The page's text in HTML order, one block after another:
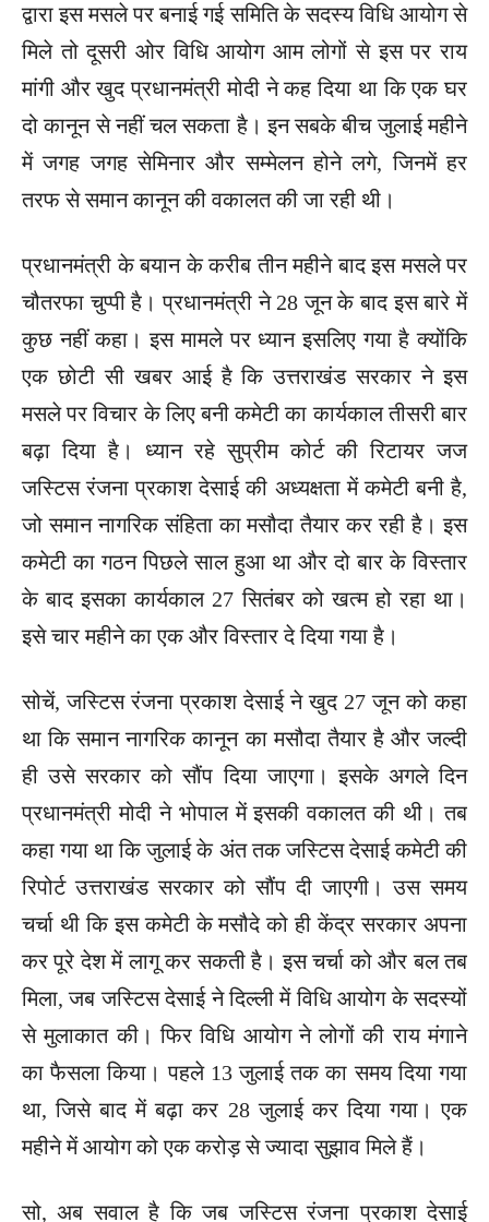
द्वारा इस मसले पर बनाई गई समिति के सदस्य विधि आयोग से
मिले तो दूसरी ओर विधि आयोग आम लोगों से इस पर राय
मांगी और खुद प्रधानमंत्री मोदी ने कह दिया था कि एक घर
दो कानून से नहीं चल सकता है। इन सबके बीच जुलाई महीने
में जगह जगह सेमिनार और सम्मेलन होने लगे, जिनमें हर
तरफ से समान कानून की वकालत की जा रही थी।
प्रधानमंत्री के बयान के करीब तीन महीने बाद इस मसले पर
चौतरफा चुप्पी है। प्रधानमंत्री ने 28 जून के बाद इस बारे में
कुछ नहीं कहा। इस मामले पर ध्यान इसलिए गया है क्योंकि
एक छोटी सी खबर आई है कि उत्तराखंड सरकार ने इस
मसले पर विचार के लिए बनी कमेटी का कार्यकाल तीसरी बार
बढ़ा दिया है। ध्यान रहे सुप्रीम कोर्ट की रिटायर जज
जस्टिस रंजना प्रकाश देसाई की अध्यक्षता में कमेटी बनी है,
जो समान नागरिक संहिता का मसौदा तैयार कर रही है। इस
कमेटी का गठन पिछले साल हुआ था और दो बार के विस्तार
के बाद इसका कार्यकाल 27 सितंबर को खत्म हो रहा था।
इसे चार महीने का एक और विस्तार दे दिया गया है।
सोचें, जस्टिस रंजना प्रकाश देसाई ने खुद 27 जून को कहा
था कि समान नागरिक कानून का मसौदा तैयार है और जल्दी
ही उसे सरकार को सौंप दिया जाएगा। इसके अगले दिन
प्रधानमंत्री मोदी ने भोपाल में इसकी वकालत की थी। तब
कहा गया था कि जुलाई के अंत तक जस्टिस देसाई कमेटी की
रिपोर्ट उत्तराखंड सरकार को सौंप दी जाएगी। उस समय
चर्चा थी कि इस कमेटी के मसौदे को ही केंद्र सरकार अपना
कर पूरे देश में लागू कर सकती है। इस चर्चा को और बल तब
मिला, जब जस्टिस देसाई ने दिल्ली में विधि आयोग के सदस्यों
से मुलाकात की। फिर विधि आयोग ने लोगों की राय मंगाने
का फैसला किया। पहले 13 जुलाई तक का समय दिया गया
था, जिसे बाद में बढ़ा कर 28 जुलाई कर दिया गया। एक
महीने में आयोग को एक करोड़ से ज्यादा सुझाव मिले हैं।
सो, अब सवाल है कि जब जस्टिस रंजना प्रकाश देसाई